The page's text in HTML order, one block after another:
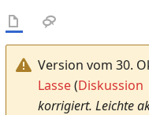
Version vom 30.
Lasse(Diskussion
korrigiert. Leichte